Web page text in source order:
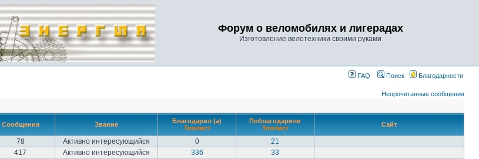
Форум о веломобилях и лигерадах
Изготовление велотехники своими руками
FAQ Поиск Благодарности
Непрочитанные сообщения
Сообщения Звание
Благодарил (а)
Топлист
Поблагодарили
Топлист
Сайт
78 Активно интересующийся 0
21
417 Активно интересующийся 336
33